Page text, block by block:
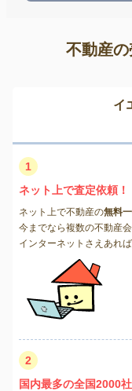
不動産
イ
1
ネット上で査定依頼！
ネット上で不動産の無料
今までなら複数の不動産
インターネットさえあれば
2
国内最多の全国2000